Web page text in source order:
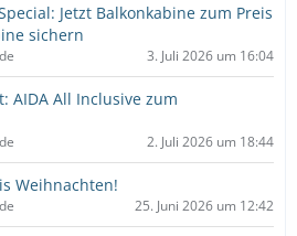
Jetzt Balkonkabine zum Preis
sichern
3. Juli 2026 um 16:04
AIDA All Inclusive zum
2. Juli 2026 um 18:44
Weihnachten!
25. Juni 2026 um 12:42